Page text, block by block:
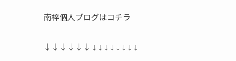
南梓個人ブログはコチラ
↓↓↓↓↓↓ ↓↓ ↓↓ ↓↓ ↓↓